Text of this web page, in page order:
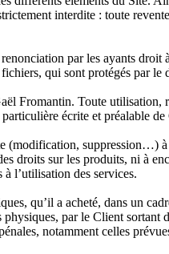
interdite : toute
par les ayants
qui sont protégés par le
Fromantin. Toute
écrite et préalable
(modification, suppression…)
droits sur les produits, ni à
l’utilisation des services.
qu’il a acheté, dans un
par le Client sortant
notamment celles